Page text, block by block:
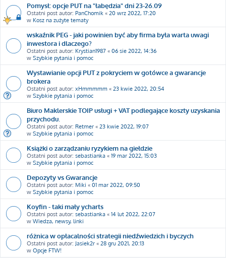
Pomysł: opcje PUT na "łabędzia" dni 23-26.09
Ostatni post autor: PanChomik « 20 wrz 2022, 17:20
w Kosz na zużyte tematy
wskaźnik PEG - jaki powinien być aby firma była warta uwagi
inwestora i dlaczego?
Ostatni post autor: Krystian1987 « 06 sie 2022, 14:36
w Szybkie pytania i pomoc
Wystawianie opcji PUT z pokryciem w gotówce a gwarancje
brokera
Ostatni post autor: xHmmmmm « 23 kwie 2022, 20:54
w Szybkie pytania i pomoc
Biuro Maklerskie TOIP usługi + VAT podlegające koszty uzyskania
przychodu.
Ostatni post autor: Retmer « 23 kwie 2022, 19:07
w Szybkie pytania i pomoc
Książki o zarządzaniu ryzykiem na giełdzie
Ostatni post autor: sebastianka « 19 mar 2022, 15:03
w Szybkie pytania i pomoc
Depozyty vs Gwarancje
Ostatni post autor: Miki « 01 mar 2022, 09:50
w Szybkie pytania i pomoc
Koyfin - taki mały ycharts
Ostatni post autor: sebastianka « 14 lut 2022, 22:07
w Wiedza, newsy, linki
różnica w opłacalności strategii niedźwiedzich i byczych
Ostatni post autor: Jasiek2r « 28 gru 2021, 20:13
w Opcje FTW!